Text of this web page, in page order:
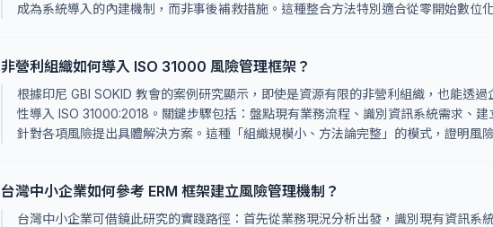
成為系統導入的內建機制，而非事後補救措施。這種整合方法特別適合從零開始數位
非營利組織如何導入 ISO 31000 風險管理框架？
根據印尼 GBI SOKID 教會的案例研究顯示，即使是資源有限的非營利組織，也能透
性導入 ISO 31000:2018。關鍵步驟包括：盤點現有業務流程、識別資訊系統需求、建
針對各項風險提出具體解決方案。這種「組織規模小、方法論完整」的模式，證明風
台灣中小企業如何參考 ERM 框架建立風險管理機制？
台灣中小企業可借鏡此研究的實踐路徑：首先從業務現況分析出發，識別現有資訊系